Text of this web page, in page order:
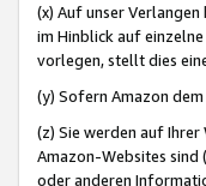
(x) Auf unser
im Hinblick auf
vorlegen, stellt dies
(y) Sofern Amazon
(z) Sie werden auf
Amazon-Websites sind
oder anderen